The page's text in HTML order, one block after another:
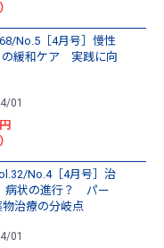
No.5［4月号］慢性
の緩和ケア 実践に向
01
No.4［4月号］治
病状の進行？ パー
治療の分岐点
01